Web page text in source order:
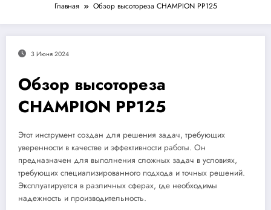
Главная Обзор высотореза CHAMPION PP125
3 Июня 2024
Обзор высотореза
CHAMPION PP125
Этот инструмент создан для решения задач, требующих
уверенности в качестве и эффективности работы. Он
предназначен для выполнения сложных задач в условиях,
требующих специализированного подхода и точных решений.
Эксплуатируется в различных сферах, где необходимы
надежность и производительность.